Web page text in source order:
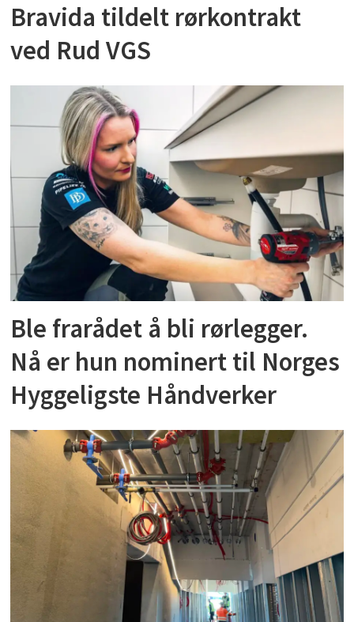
Bravida tildelt rørkontrakt
ved Rud VGS
Ble frarådet å bli rørlegger.
Nå er hun nominert til Norges
Hyggeligste Håndverker